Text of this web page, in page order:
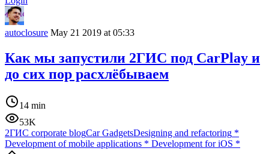
autoclosure May 21 2019 at 05:33
Как мы запустили 2ГИС под CarPlay и
до сих пор расхлёбываем
14 min
53K
2ГИС corporate blogCar GadgetsDesigning and refactoring *
Development of mobile applications * Development for iOS *